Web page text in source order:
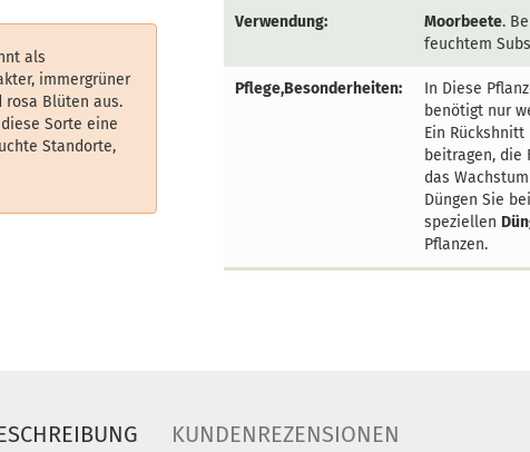
als
immergrüner
Blüten aus.
Sorte eine
Standorte,
Verwendung: Moorbeete.
feuchtem
Pflege,Besonderheiten:
In Diese
benötigt nur
Ein
beitragen, die
das
Düngen Sie
speziellen
Pflanzen.
KUNDENREZENSIONEN